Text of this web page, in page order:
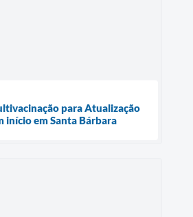
para Atualização
início em Santa Bárbara